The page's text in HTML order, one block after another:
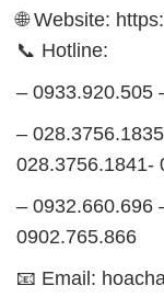
🌐 Website:
📞 Hotline:
– 0933.920.505
–
028.3756.1841-
– 0932.660.696
0902.765.866
📧 Email: